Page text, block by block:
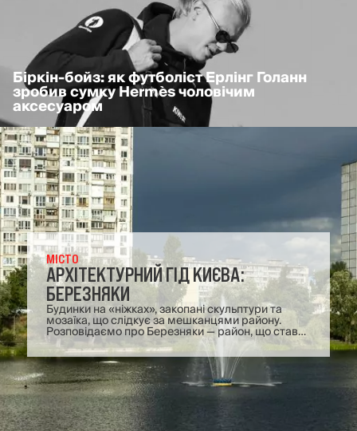
АРХІТЕКТУРНИЙ ГІД КИЄВА:
БЕРЕЗНЯКИ
Будинки на «ніжках», закопані скульптури та
мозаїка, що слідкує за мешканцями району.
Розповідаємо про Березняки — район, що став
лабораторією київського модернізму, яку
витісняє хаотична сучасна забудова.
МІСТО
Біркін-бойз: як футболіст Ерлінг Голанн
зробив сумку Hermès чоловічим
аксесуаром